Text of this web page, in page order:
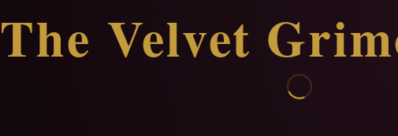
The Velvet